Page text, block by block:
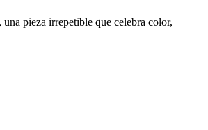
pieza irrepetible que celebra color,